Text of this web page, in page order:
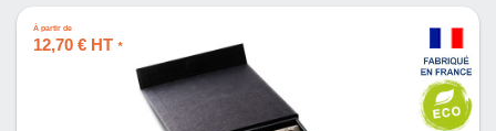
À partir de
12,70 € HT *